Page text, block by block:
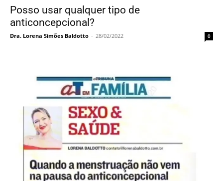
Posso usar qualquer tipo de
anticoncepcional?
Dra. Lorena Simões Baldotto - 28/02/2022 0